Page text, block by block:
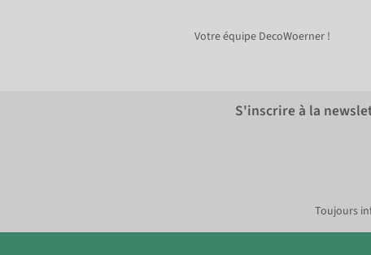
Votre équipe DecoWoerner !
S'inscrire à la
Toujours